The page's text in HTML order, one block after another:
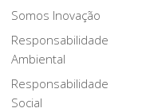
Somos Inovação
Responsabilidade
Ambiental
Responsabilidade
Social